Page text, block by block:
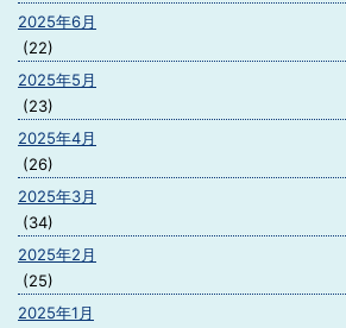
2025年6月
(22)
2025年5月
(23)
2025年4月
(26)
2025年3月
(34)
2025年2月
(25)
2025年1月